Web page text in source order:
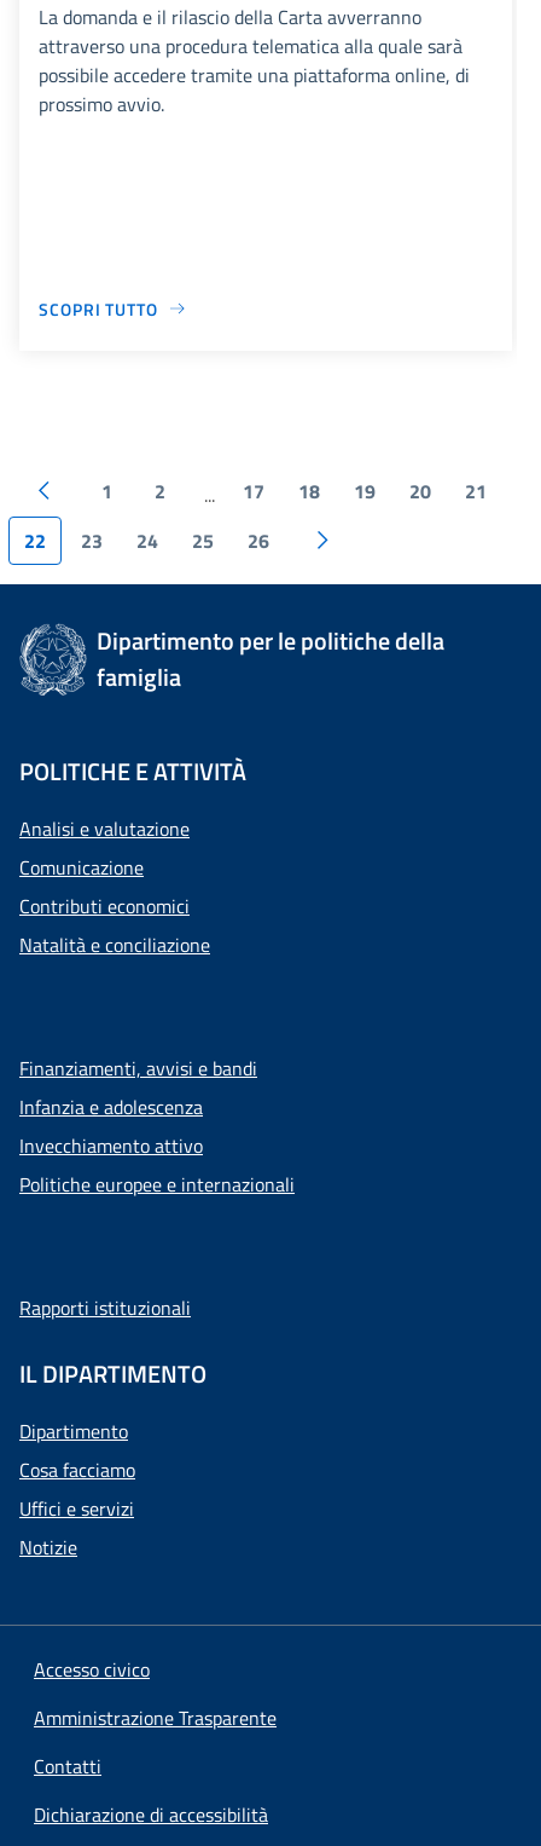
La domanda e il rilascio della Carta avverranno
attraverso una procedura telematica alla quale sarà
possibile accedere tramite una piattaforma online, di
prossimo avvio.
SCOPRI TUTTO
1 2 ... 17 18 19 20
21
22
23 24 25 26
Dipartimento per le politiche della
famiglia
POLITICHE E ATTIVITÀ
Analisi e valutazione
Comunicazione
Contributi economici
Natalità e conciliazione
Finanziamenti, avvisi e bandi
Infanzia e adolescenza
Invecchiamento attivo
Politiche europee e internazionali
Rapporti istituzionali
IL DIPARTIMENTO
Dipartimento
Cosa facciamo
Uffici e servizi
Notizie
Accesso civico
Amministrazione Trasparente
Contatti
Dichiarazione di accessibilità